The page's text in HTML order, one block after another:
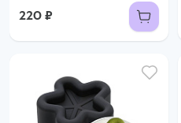
220 ₽